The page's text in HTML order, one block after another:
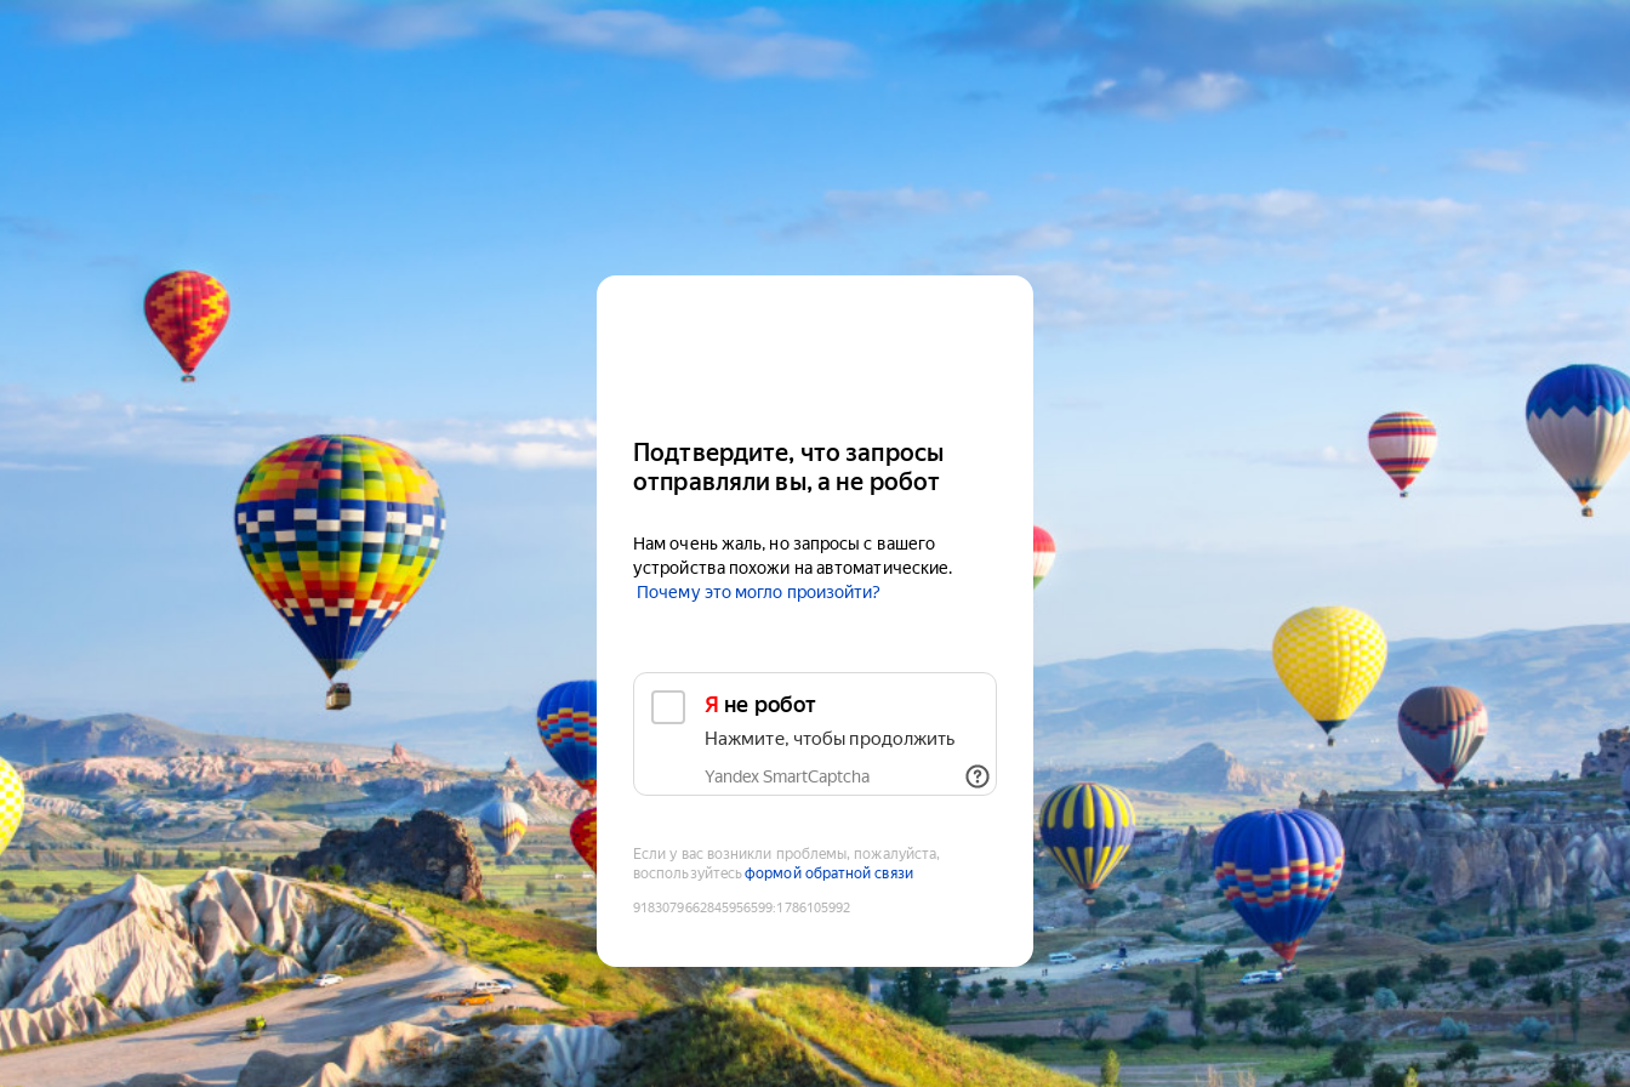
Подтвердите, что запросы
отправляли вы, а не робот
Нам очень жаль, но запросы с вашего
устройства похожи на автоматические.
Почему это могло произойти?
Я не робот
Нажмите, чтобы продолжить
Yandex SmartCaptcha
Если у вас возникли проблемы, пожалуйста,
воспользуйтесьформой обратной связи
9183079662845956599:1786105992